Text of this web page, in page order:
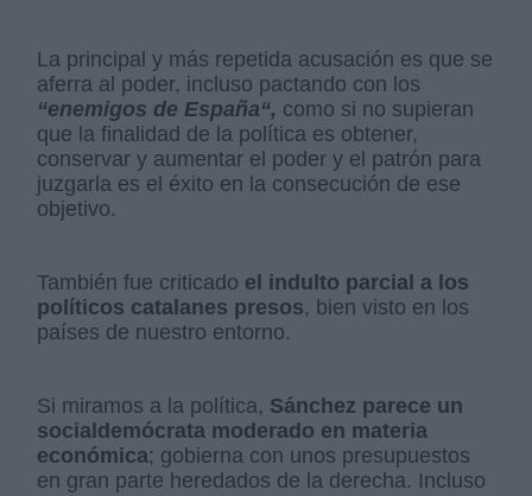
La principal y más repetida acusación es que se
aferra al poder, incluso pactando con los
“enemigos de España“, como si no supieran
que la finalidad de la política es obtener,
conservar y aumentar el poder y el patrón para
juzgarla es el éxito en la consecución de ese
objetivo.
También fue criticado el indulto parcial a los
políticos catalanes presos, bien visto en los
países de nuestro entorno.
Si miramos a la política, Sánchez parece un
socialdemócrata moderado en materia
económica; gobierna con unos presupuestos
en gran parte heredados de la derecha. Incluso